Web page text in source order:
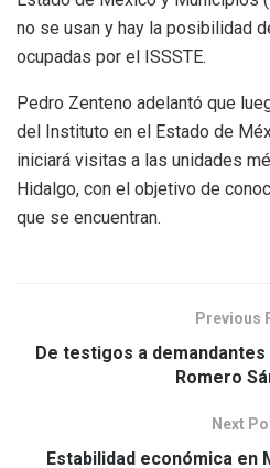
no se usan y hay la posibilidad
ocupadas por el ISSSTE.
Pedro Zenteno adelantó que
del Instituto en el Estado de
iniciará visitas a las unidades
Hidalgo, con el objetivo de
que se encuentran.
Previous
De testigos a
Romero
Next
Estabilidad económica en